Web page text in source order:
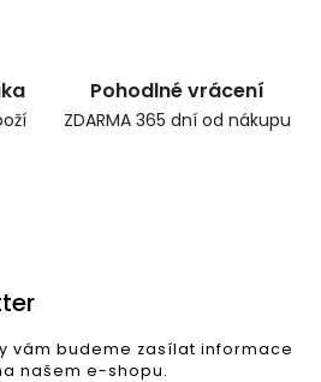
Pohodlné vrácení
ZDARMA 365 dní od nákupu
vám budeme zasílat informace
našem e-shopu.